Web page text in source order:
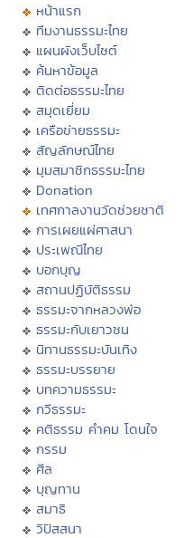
หน้าแรก
ทีมงานธรรมะไทย
แผนผังเว็บไซต์
ค้นหาข้อมูล
ติดต่อธรรมะไทย
สมุดเยี่ยม
เครือข่ายธรรมะ
สัญลักษณ์ไทย
มุมสมาชิกธรรมะไทย
Donation
เทศกาลงานวัดช่วยชาติ
การเผยแผ่ศาสนา
ประเพณีไทย
บอกบุญ
สถานปฏิบัติธรรม
ธรรมะจากหลวงพ่อ
ธรรมะกับเยาวชน
นิทานธรรมะบันเทิง
ธรรมะบรรยาย
บทความธรรมะ
กวีธรรมะ
คติธรรม คำคม โดนใจ
กรรม
ศีล
บุญทาน
สมาธิ
วิปัสสนา